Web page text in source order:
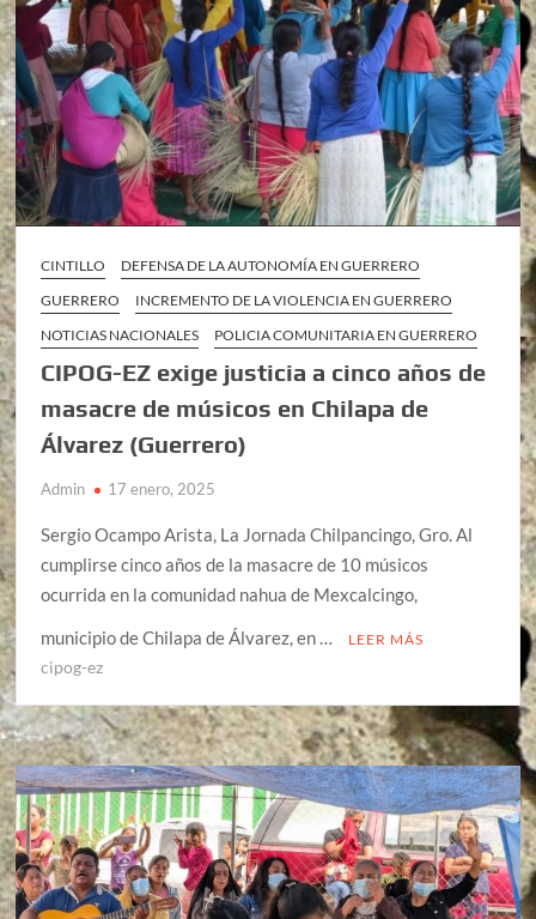
CINTILLO
DEFENSA DE LA AUTONOMÍA EN GUERRERO
GUERRERO
INCREMENTO DE LA VIOLENCIA EN GUERRERO
NOTICIAS NACIONALES
POLICIA COMUNITARIA EN GUERRERO
CIPOG-EZ exige justicia a cinco años de
masacre de músicos en Chilapa de
Álvarez (Guerrero)
Admin 17 enero, 2025
Sergio Ocampo Arista, La Jornada Chilpancingo, Gro. Al
cumplirse cinco años de la masacre de 10 músicos
ocurrida en la comunidad nahua de Mexcalcingo,
municipio de Chilapa de Álvarez, en …
LEER MÁS
cipog-ez